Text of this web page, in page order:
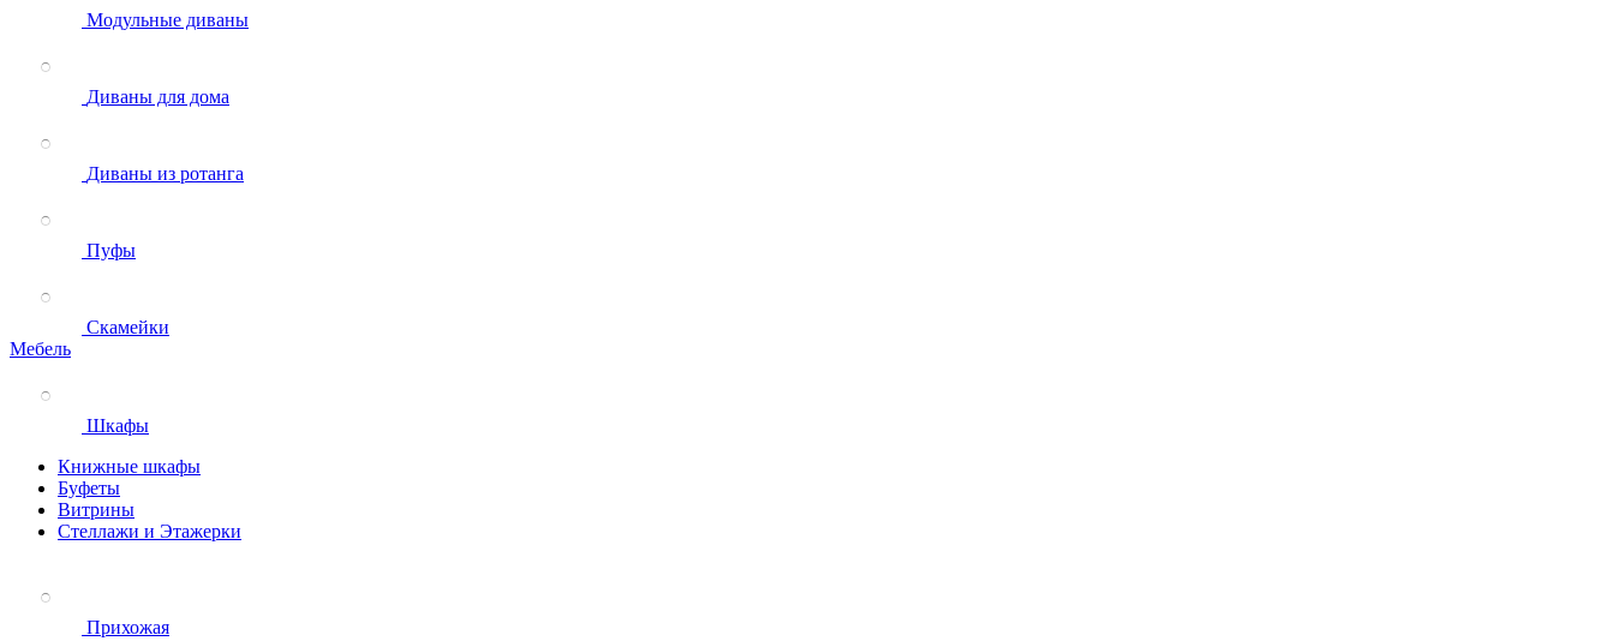
Модульные диваны
Диваны для дома
Диваны из ротанга
Пуфы
Скамейки
Мебель
Шкафы
Книжные шкафы
Буфеты
Витрины
Стеллажи и Этажерки
Прихожая